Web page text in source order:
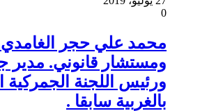
0
محمد علي حجر
ومستشار قانوني. مدير
ورئيس اللجنة الجمركية
بالغربية سابقا .